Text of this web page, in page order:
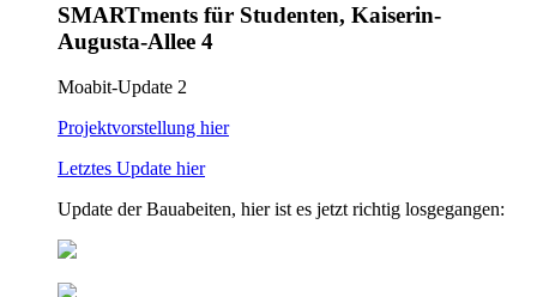
SMARTments für Studenten, Kaiserin-
Augusta-Allee 4
Moabit-Update 2
Projektvorstellung hier
Letztes Update hier
Update der Bauabeiten, hier ist es jetzt richtig losgegangen: